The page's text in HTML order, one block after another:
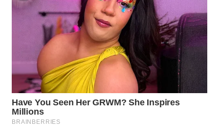
WISATA
Network
KONSUMEN
LISTRIK